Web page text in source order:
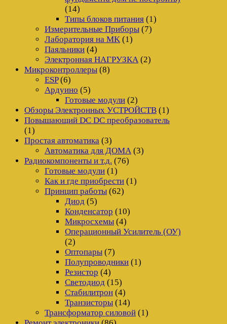
(14)
Типы блоков питания (1)
Измерительные Приборы (7)
Лаборатория на MK (1)
Паяльники (4)
Электронная НАГРУЗКА (2)
Микроконтроллеры (8)
ESP(6)
Ардуино (5)
Готовые модули (2)
Обзоры Электронных УСТРОЙСТВ (1)
Повышающий DC DC преобразователь
(1)
Простая автоматика (3)
Автоматика для ДОМА (3)
Радиокомпоненты и т.д. (76)
Готовые модули (1)
Как и где приобрести (1)
Принцип работы (62)
Диод (5)
Конденсатор (10)
Микросхемы (4)
Операционный Усилитель (ОУ)
(2)
Оптопары (7)
Полупроводники (1)
Резистор (4)
Светодиод (15)
Стабилитрон (4)
Транзисторы (14)
Трансформатор силовой (1)